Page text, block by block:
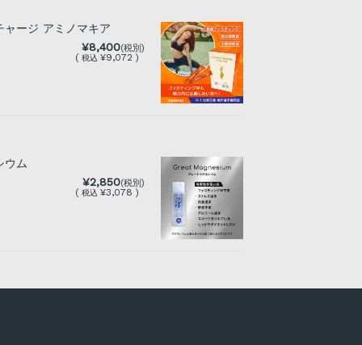
ャージ アミノマキア
¥8,400(税別)
( 税込 ¥9,072 )
ウム
¥2,850(税別)
( 税込 ¥3,078 )